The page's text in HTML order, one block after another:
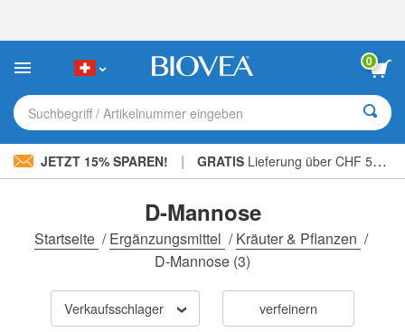
Sie:
Website
ein
Barrierefreiheitssystem.
0
Suchbegriff / Artikelnummer eingeben
JETZT 15% SPAREN! | GRATIS Lieferung über CHF 56.00 »
D-Mannose
Startseite /Ergänzungsmittel /Kräuter & Pflanzen /
D-Mannose (3)
Verkaufsschlager verfeinern